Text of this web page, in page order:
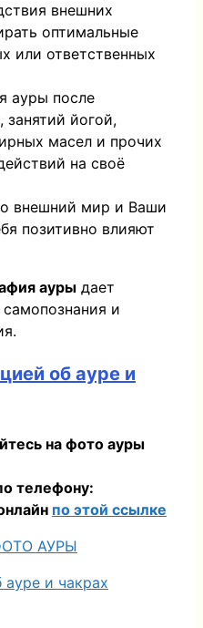
внешних
оптимальные
или ответственных
ауры после
занятий йогой,
масел и прочих
на своё
внешний мир и Ваши
позитивно влияют
ауры дает
самопознания и
.
об ауре и
на фото ауры
телефону:
по этой ссылке
АУРЫ
и чакрах